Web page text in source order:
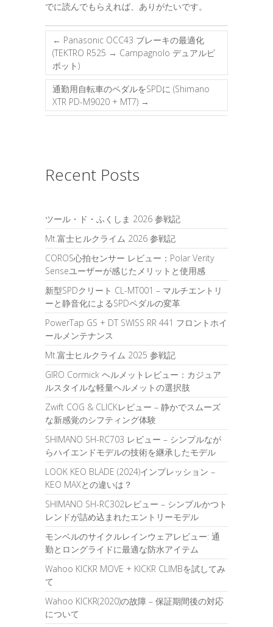
でに読んでもらえれば、ありがたいです。
← Panasonic OCC43 ブレーキの最適化
(TEKTRO R525 → Campagnolo デュアルピ
ボット)
通勤用自転車のペダルをSPDに (Shimano
XTR PD-M9020 + MT7) →
Recent Posts
ツール・ド・ふくしま 2026 参戦記
Mt.富士ヒルクライム 2026 参戦記
COROS心拍センサー レビュー：Polar Verity
Senseユーザーが感じたメリットと使用感
新型SPDクリート CL-MT001 – マルチエントリ
ーと静音化によるSPDペダルの変革
PowerTap GS + DT SWISS RR 441 フロントホイ
ールメンテナンス
Mt.富士ヒルクライム 2025 参戦記
GIRO Cormick ヘルメットレビュー：カジュア
ルスタイルな軽量ヘルメットの選択肢
Zwift COG & CLICKレビュー – 静かでスムーズ
な新感覚のシフティング体験
SHIMANO SH-RC703 レビュー – シンプルなが
らハイエンドモデルの技術を継承したモデル
LOOK KEO BLADE (2024)インプレッション –
KEO MAXとの違いは？
SHIMANO SH-RC302レビュー – シンプルかつト
レンドが詰め込まれたエントリーモデル
モンベルのサイクルレインウェアレビュー: 通
勤とロングライドに最適な防水アイテム
Wahoo KICKR MOVE + KICKR CLIMBを試してみ
て
Wahoo KICKR(2020)の故障 – 保証期間後の対応
について